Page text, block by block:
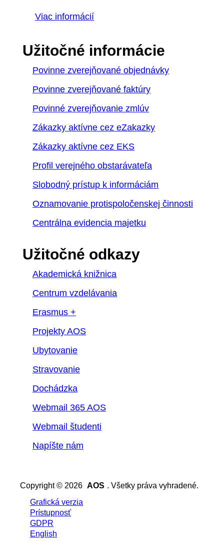
Viac informácií
Užitočné informácie
Povinne zverejňované objednávky
Povinne zverejňované faktúry
Povinné zverejňovanie zmlúv
Zákazky aktívne cez eZakazky
Zákazky aktívne cez EKS
Profil verejného obstarávateľa
Slobodný prístup k informáciám
Oznamovanie protispoločenskej činnosti
Centrálna evidencia majetku
Užitočné odkazy
Akademická knižnica
Centrum vzdelávania
Erasmus +
Projekty AOS
Ubytovanie
Stravovanie
Dochádzka
Webmail 365 AOS
Webmail študenti
Napíšte nám
Copyright © 2026 AOS . Všetky práva vyhradené.
Grafická verzia
Prístupnosť
GDPR
English